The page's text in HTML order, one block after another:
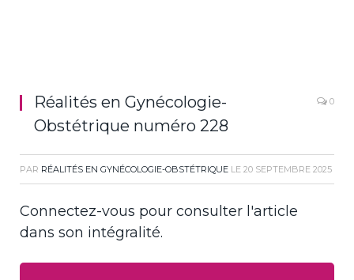
Réalités en Gynécologie-
Obstétrique numéro 228
0
PAR RÉALITÉS EN GYNÉCOLOGIE-OBSTÉTRIQUE LE 20 SEPTEMBRE 2025
Connectez-vous pour consulter l'article
dans son intégralité.